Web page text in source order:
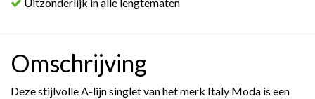
Omschrijving
Deze stijlvolle A-lijn singlet van het merk Italy Moda is een